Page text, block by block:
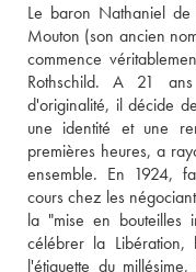
Le baron Nathaniel de
Mouton (son ancien
commence
Rothschild. A 21
d'originalité, il décide
une identité et une
premières heures, a
ensemble. En 1924,
cours chez les
la "mise en bouteilles
célébrer la
l'étiquette du